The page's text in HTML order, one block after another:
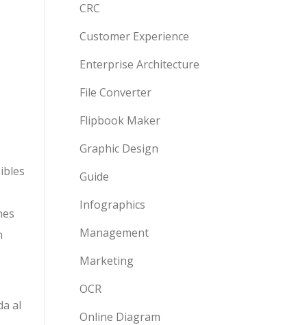
al
CRC
Customer Experience
Enterprise Architecture
File Converter
Flipbook Maker
Graphic Design
Guide
Infographics
Management
Marketing
OCR
Online Diagram